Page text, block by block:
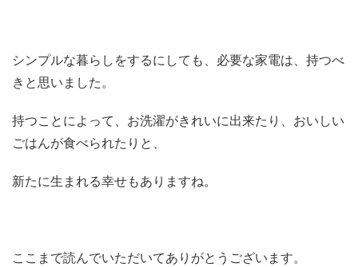
シンプルな暮らしをするにしても、必要な家電は、持つべ
きと思いました。
持つことによって、お洗濯がきれいに出来たり、おいしい
ごはんが食べられたりと、
新たに生まれる幸せもありますね。
ここまで読んでいただいてありがとうございます。